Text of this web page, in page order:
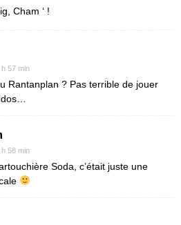
Cham ‘ !
57 min
Rantanplan ? Pas terrible de jouer
58 min
Soda, c’était juste une